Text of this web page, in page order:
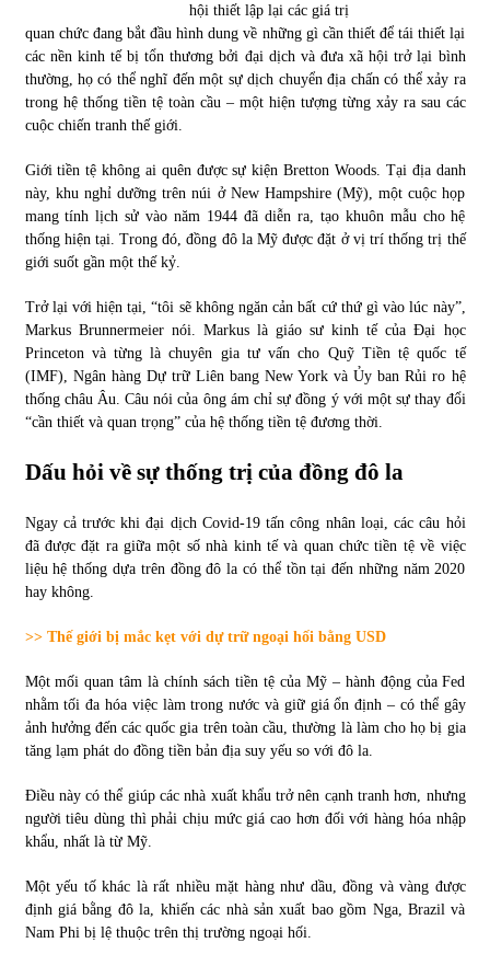
hội thiết lập lại các giá trị
quan chức đang bắt đầu hình dung về những gì cần thiết để tái thiết lại
các nền kinh tế bị tổn thương bởi đại dịch và đưa xã hội trở lại bình
thường, họ có thể nghĩ đến một sự dịch chuyển địa chấn có thể xảy ra
trong hệ thống tiền tệ toàn cầu – một hiện tượng từng xảy ra sau các
cuộc chiến tranh thế giới.
Giới tiền tệ không ai quên được sự kiện Bretton Woods. Tại địa danh
này, khu nghỉ dưỡng trên núi ở New Hampshire (Mỹ), một cuộc họp
mang tính lịch sử vào năm 1944 đã diễn ra, tạo khuôn mẫu cho hệ
thống hiện tại. Trong đó, đồng đô la Mỹ được đặt ở vị trí thống trị thế
giới suốt gần một thế kỷ.
Trở lại với hiện tại, “tôi sẽ không ngăn cản bất cứ thứ gì vào lúc này”,
Markus Brunnermeier nói. Markus là giáo sư kinh tế của Đại học
Princeton và từng là chuyên gia tư vấn cho Quỹ Tiền tệ quốc tế
(IMF), Ngân hàng Dự trữ Liên bang New York và Ủy ban Rủi ro hệ
thống châu Âu. Câu nói của ông ám chỉ sự đồng ý với một sự thay đổi
“cần thiết và quan trọng” của hệ thống tiền tệ đương thời.
Dấu hỏi về sự thống trị của đồng đô la
Ngay cả trước khi đại dịch Covid-19 tấn công nhân loại, các câu hỏi
đã được đặt ra giữa một số nhà kinh tế và quan chức tiền tệ về việc
liệu hệ thống dựa trên đồng đô la có thể tồn tại đến những năm 2020
hay không.
>> Thế giới bị mắc kẹt với dự trữ ngoại hối bằng USD
Một mối quan tâm là chính sách tiền tệ của Mỹ – hành động của Fed
nhằm tối đa hóa việc làm trong nước và giữ giá ổn định – có thể gây
ảnh hưởng đến các quốc gia trên toàn cầu, thường là làm cho họ bị gia
tăng lạm phát do đồng tiền bản địa suy yếu so với đô la.
Điều này có thể giúp các nhà xuất khẩu trở nên cạnh tranh hơn, nhưng
người tiêu dùng thì phải chịu mức giá cao hơn đối với hàng hóa nhập
khẩu, nhất là từ Mỹ.
Một yếu tố khác là rất nhiều mặt hàng như dầu, đồng và vàng được
định giá bằng đô la, khiến các nhà sản xuất bao gồm Nga, Brazil và
Nam Phi bị lệ thuộc trên thị trường ngoại hối.